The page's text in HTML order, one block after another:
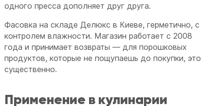
одного пресса дополняет друг друга.
Фасовка на складе Делюкс в Киеве, герметично, с
контролем влажности. Магазин работает с 2008
года и принимает возвраты — для порошковых
продуктов, которые не пощупаешь до покупки, это
существенно.
Применение в кулинарии